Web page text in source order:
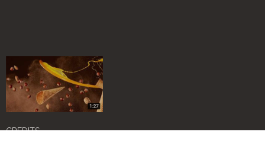
CREDITS